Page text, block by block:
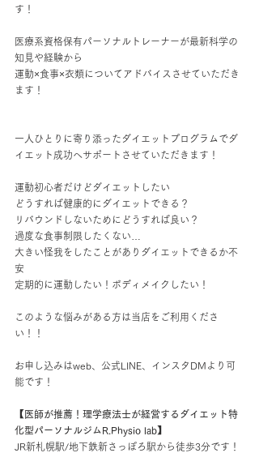
す！
医療系資格保有パーソナルトレーナーが最新科学の
知見や経験から
運動×食事×衣類についてアドバイスさせていただき
ます！
一人ひとりに寄り添ったダイエットプログラムでダ
イエット成功へサポートさせていただきます！
運動初心者だけどダイエットしたい
どうすれば健康的にダイエットできる？
リバウンドしないためにどうすれば良い？
過度な食事制限したくない…
大きい怪我をしたことがありダイエットできるか不
安
定期的に運動したい！ボディメイクしたい！
このような悩みがある方は当店をご利用くださ
い！！
お申し込みはweb、公式LINE、インスタDMより可
能です！
【医師が推薦！理学療法士が経営するダイエット特
化型パーソナルジムR.Physio lab】
JR新札幌駅/地下鉄新さっぽろ駅から徒歩3分です！